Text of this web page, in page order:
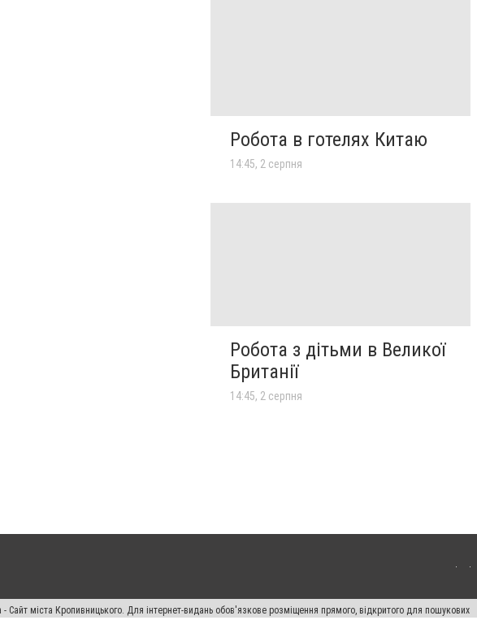
Робота в готелях Китаю
14:45, 2 серпня
Робота з дітьми в Великої
Британії
14:45, 2 серпня
міста Кропивницького. Для інтернет-видань обов'язкове розміщення прямого, відкритого для пошукових